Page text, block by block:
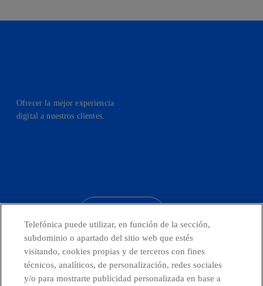
Ofrecer la mejor experiencia
digital a nuestros clientes.
Telefónica en redes sociales
Telefónica puede utilizar, en función de la sección,
subdominio o apartado del sitio web que estés
visitando, cookies propias y de terceros con fines
técnicos, analíticos, de personalización, redes sociales
y/o para mostrarte publicidad personalizada en base a